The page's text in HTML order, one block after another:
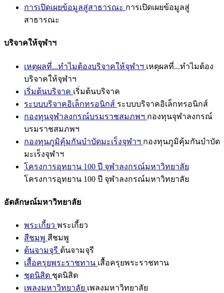
การเปิดเผยข้อมูลสู่สาธารณะ การเปิดเผยข้อมูลสู่
สาธารณะ
บริจาคให้จุฬาฯ
เหตุผลที่...ทำไมต้องบริจาคให้จุฬาฯ เหตุผลที่...ทำไมต้อง
บริจาคให้จุฬาฯ
เริ่มต้นบริจาค เริ่มต้นบริจาค
ระบบบริจาคอิเล็กทรอนิกส์ ระบบบริจาคอิเล็กทรอนิกส์
กองทุนจุฬาลงกรณ์บรมราชสมภพฯ กองทุนจุฬาลงกรณ์
บรมราชสมภพฯ
กองทุนภูมิคุ้มกันบำบัดมะเร็งจุฬาฯ กองทุนภูมิคุ้มกันบำบัด
มะเร็งจุฬาฯ
โครงการอุทยาน 100 ปี จุฬาลงกรณ์มหาวิทยาลัย
โครงการอุทยาน 100 ปี จุฬาลงกรณ์มหาวิทยาลัย
อัตลักษณ์มหาวิทยาลัย
พระเกี้ยว พระเกี้ยว
สีชมพู สีชมพู
ต้นจามจุรี ต้นจามจุรี
เสื้อครุยพระราชทาน เสื้อครุยพระราชทาน
ชุดนิสิต ชุดนิสิต
เพลงมหาวิทยาลัย เพลงมหาวิทยาลัย